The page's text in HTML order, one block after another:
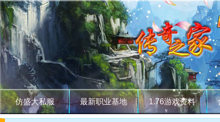
仿盛大私服 最新职业基地 1.76游戏资料